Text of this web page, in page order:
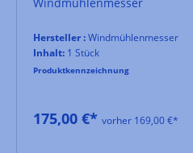
Hersteller :Windmühlenmesser
Inhalt: 1 Stück
Produktkennzeichnung
175,00 €* vorher 169,00 €*